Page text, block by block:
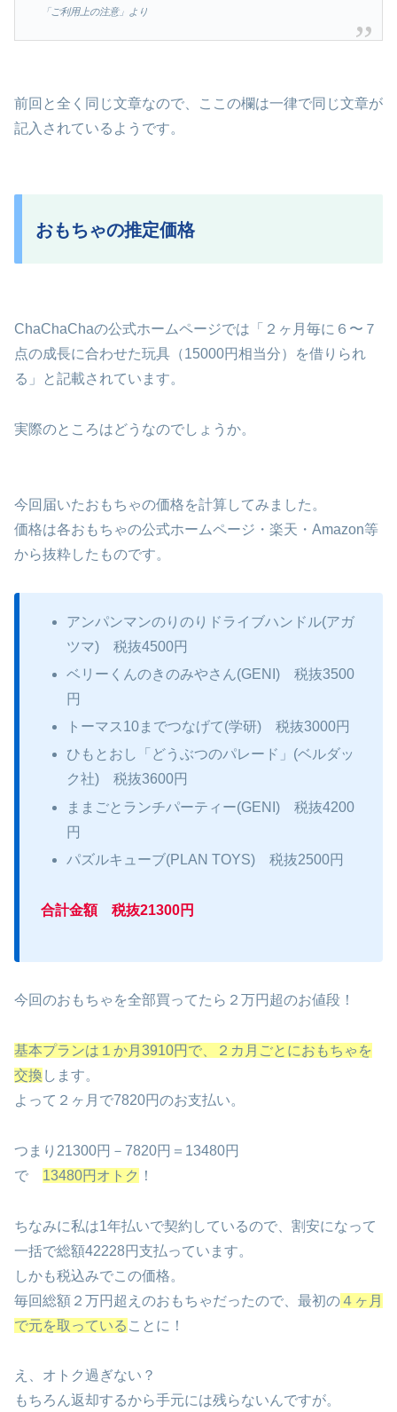
「ご利用上の注意」より
前回と全く同じ文章なので、ここの欄は一律で同じ文章が
記入されているようです。
おもちゃの推定価格
ChaChaChaの公式ホームページでは「２ヶ月毎に６〜７
点の成長に合わせた玩具（15000円相当分）を借りられ
る」と記載されています。
実際のところはどうなのでしょうか。
今回届いたおもちゃの価格を計算してみました。
価格は各おもちゃの公式ホームページ・楽天・Amazon等
から抜粋したものです。
アンパンマンのりのりドライブハンドル(アガ
ツマ) 税抜4500円
ベリーくんのきのみやさん(GENI) 税抜3500
円
トーマス10までつなげて(学研) 税抜3000円
ひもとおし「どうぶつのパレード」(ベルダッ
ク社) 税抜3600円
ままごとランチパーティー(GENI) 税抜4200
円
パズルキューブ(PLAN TOYS) 税抜2500円
合計金額 税抜21300円
今回のおもちゃを全部買ってたら２万円超のお値段！
基本プランは１か月3910円で、２カ月ごとにおもちゃを
交換 します。
よって２ヶ月で7820円のお支払い。
つまり21300円－7820円＝13480円
で 13480円オトク ！
ちなみに私は1年払いで契約しているので、割安になって
一括で総額42228円支払っています。
しかも税込みでこの価格。
毎回総額２万円超えのおもちゃだったので、最初の４ヶ月
で元を取っている ことに！
え、オトク過ぎない？
もちろん返却するから手元には残らないんですが。